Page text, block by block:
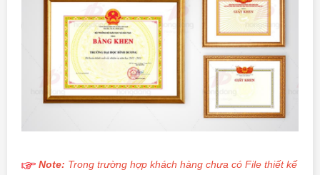
Note: Trong trường hợp khách hàng chưa có File thiết kế